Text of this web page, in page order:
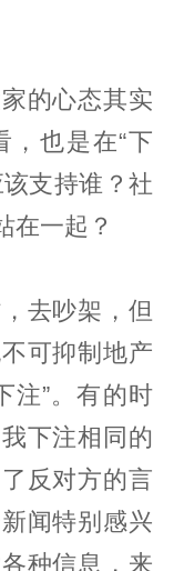
的心态其实
，也是在“下
支持谁？社
在一起？
去吵架，但
可抑制地产
注”。有的时
下注相同的
反对方的言
闻特别感兴
种信息，来